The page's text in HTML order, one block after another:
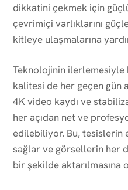
dikkatini çekmek için
çevrimiçi varlıklarını
kitleye ulaşmalarına
Teknolojinin
kalitesi de her geçen gün
4K video kaydı ve
her açıdan net ve
edilebiliyor. Bu, tesislerin
sağlar ve görsellerin her
bir şekilde aktarılmasına